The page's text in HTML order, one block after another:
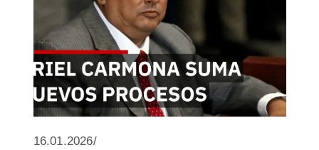
16.01.2026/